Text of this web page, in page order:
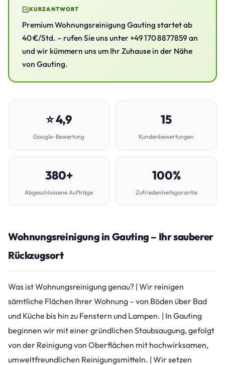
KURZANTWORT
Premium Wohnungsreinigung Gauting startet ab
40 €/Std. – rufen Sie uns unter +49 170 8877859 an
und wir kümmern uns um Ihr Zuhause in der Nähe
von Gauting.
⭐ 4,9
Google-Bewertung
15
Kundenbewertungen
380+
Abgeschlossene Aufträge
100%
Zufriedenheitsgarantie
Wohnungsreinigung in Gauting – Ihr sauberer
Rückzugsort
Was ist Wohnungsreinigung genau? | Wir reinigen
sämtliche Flächen Ihrer Wohnung – von Böden über Bad
und Küche bis hin zu Fenstern und Lampen. | In Gauting
beginnen wir mit einer gründlichen Staubsaugung, gefolgt
von der Reinigung von Oberflächen mit hochwirksamen,
umweltfreundlichen Reinigungsmitteln. | Wir setzen